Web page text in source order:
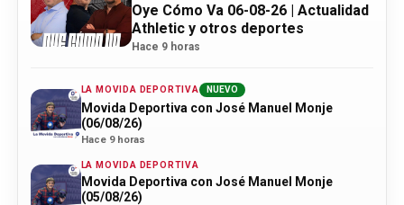
Oye Cómo Va 06-08-26 | Actualidad
Athletic y otros deportes
Hace 9 horas
LA MOVIDA DEPORTIVA NUEVO
Movida Deportiva con José Manuel Monje
(06/08/26)
Hace 9 horas
LA MOVIDA DEPORTIVA
Movida Deportiva con José Manuel Monje
(05/08/26)